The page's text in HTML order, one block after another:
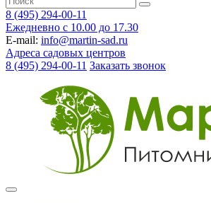
8 (495) 294-00-11
Ежедневно с 10.00 до 17.30
E-mail: info@martin-sad.ru
Адреса садовых центров
8 (495) 294-00-11 Заказать звонок